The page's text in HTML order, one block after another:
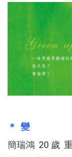
＊ 變
簡瑞鴻 20 歲